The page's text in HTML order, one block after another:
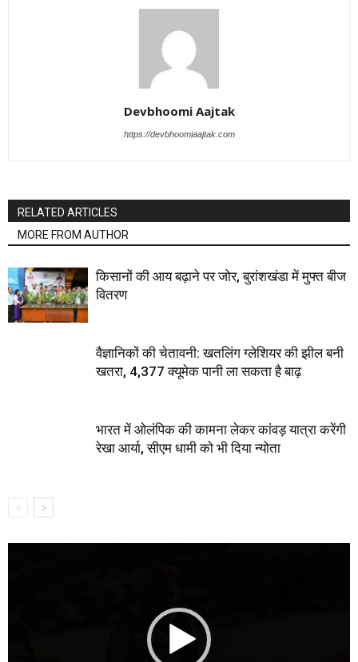
Devbhoomi Aajtak
https://devbhoomiaajtak.com
RELATED ARTICLES
MORE FROM AUTHOR
किसानों की आय बढ़ाने पर जोर, बुरांशखंडा में मुफ्त बीज
वितरण
वैज्ञानिकों की चेतावनी: खतलिंग ग्लेशियर की झील बनी
खतरा, 4,377 क्यूमेक पानी ला सकता है बाढ़
भारत में ओलंपिक की कामना लेकर कांवड़ यात्रा करेंगी
रेखा आर्या, सीएम धामी को भी दिया न्योता